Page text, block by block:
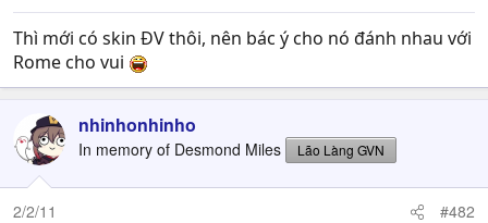
t
e
r
Thì mới có skin ĐV thôi, nên bác ý cho nó đánh nhau với
Rome cho vui
nhinhonhinho
In memory of Desmond Miles Lão Làng GVN
2/2/11 #482